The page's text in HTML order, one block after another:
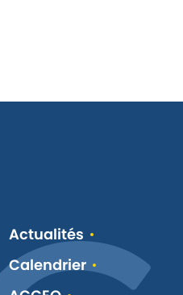
Actualités
Calendrier